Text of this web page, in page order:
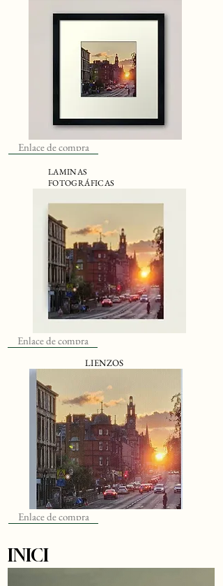
Enlace de compra
LAMINAS
FOTOGRÁFICAS
Enlace de compra
LIENZOS
Enlace de compra
INICI